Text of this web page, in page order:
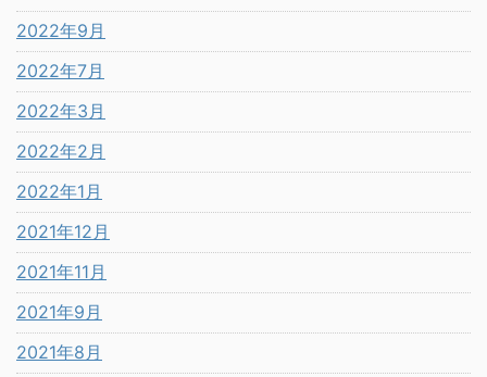
2022年9月
2022年7月
2022年3月
2022年2月
2022年1月
2021年12月
2021年11月
2021年9月
2021年8月